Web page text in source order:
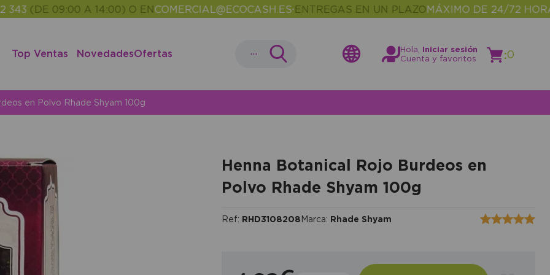
09:00 A 14:00) O ENCOMERCIAL@ECOCASH.ES ENTREGAS EN UN PLAZOMÁXIMO DE 24/72 HORAS MÁS
Top Ventas NovedadesOfertas ... Hola,
Iniciar sesión
Cuenta y favoritos
:0
en Polvo Rhade Shyam 100g
Henna Botanical Rojo Burdeos en
Polvo Rhade Shyam 100g
Ref: RHD3108208 Marca: Rhade Shyam